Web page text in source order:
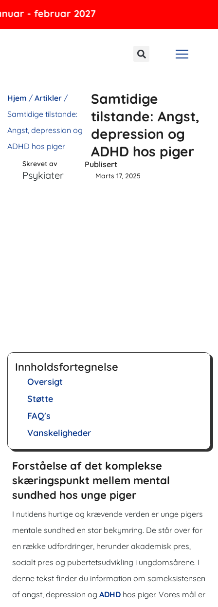
- februar 2027
Hjem / Artikler /
Samtidige tilstande:
Angst, depression og
ADHD hos piger
Samtidige
tilstande: Angst,
depression og
ADHD hos piger
Skrevet av
Psykiater
Publisert
Marts 17, 2025
Innholdsfortegnelse
Oversigt
Støtte
FAQ's
Vanskeligheder
Forståelse af det komplekse
skæringspunkt mellem mental
sundhed hos unge piger
I nutidens hurtige og krævende verden er unge pigers
mentale sundhed en stor bekymring. De står over for
en række udfordringer, herunder akademisk pres,
socialt pres og pubertetsudvikling i ungdomsårene. I
denne tekst finder du information om sameksistensen
af ​​angst, depression og ADHD hos piger. Vores mål er